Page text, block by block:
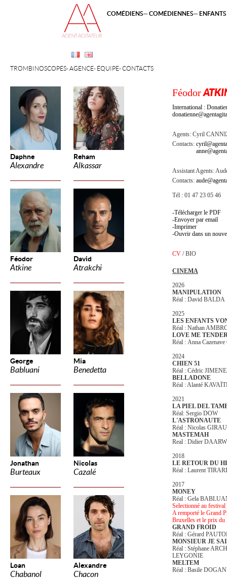
Daphne
Alexandre
Reham
Alkassar
Féodor
Atkine
David
Atrakchi
George
Babluani
Mia
Benedetta
Jonathan
Burteaux
Nicolas
Cazalé
Loan
Chabanol
Alexandre
Chacon
TROMBINOSCOPES AGENCE ÉQUIPE CONTACTS
COMÉDIENS COMÉDIENNES
Féodor
International :
Agents: Cyril
Contacts:
Assistant Agents:
Contacts:
Tél : 01 47 23 05 46
Télécharger le PDF
Envoyer par email
Imprimer
Ouvrir dans un
CV /BIO
CINEMA
2026
MANIPULATION
Réal : David BALDA
2025
LES ENFANTS
Réal : Nathan
LOVE ME
Réal : Anna Cazenave
2024
CHIEN 51
Réal : Cédric
BELLADONE
Réal : Alanté
2021
LA PIEL DEL
Réal: Sergio DOW
L'ASTRONAUTE
Réal : Nicolas
MASTEMAH
Real : Didier
2018
LE RETOUR DU
Réal : Laurent
2017
MONEY
Réal : Gela
Selectionné au
A remporté le Grand
Bruxelles et le prix du
GRAND FROID
Réal : Gérard
MONSIEUR JE
Réal : Stéphane
LEYGONIE
MELTEM
Réal : Basile